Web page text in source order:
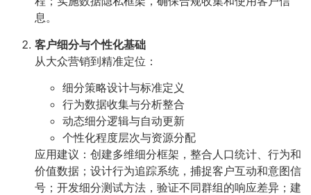
息。
客户细分与个性化基础
从大众营销到精准定位：
细分策略设计与标准定义
行为数据收集与分析整合
动态细分逻辑与自动更新
个性化程度层次与资源分配
应用建议：创建多维细分框架，整合人口统计、行为和
价值数据；设计行为追踪系统，捕捉客户互动和意图信
号；开发细分测试方法，验证不同群组的响应差异；建